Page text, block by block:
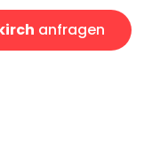
anfragen